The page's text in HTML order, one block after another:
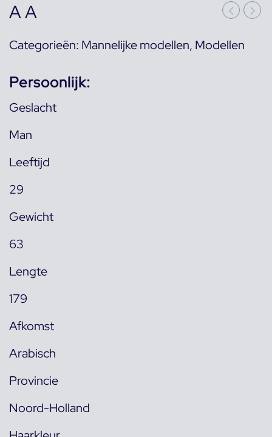
A A
Categorieën: Mannelijke modellen, Modellen
Persoonlijk:
Geslacht
Man
Leeftijd
29
Gewicht
63
Lengte
179
Afkomst
Arabisch
Provincie
Noord-Holland